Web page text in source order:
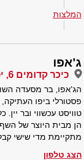
המלצות
ג'אפו
כיכר קדומים 6, יפו העתיקה, יפו
הג'אפו, בר מסעדה
פסטורלי ביפו
טוויסט עכשווי ובר
הן מבית היוצר של
מתקיימת מדי שישי
הצג טלפון